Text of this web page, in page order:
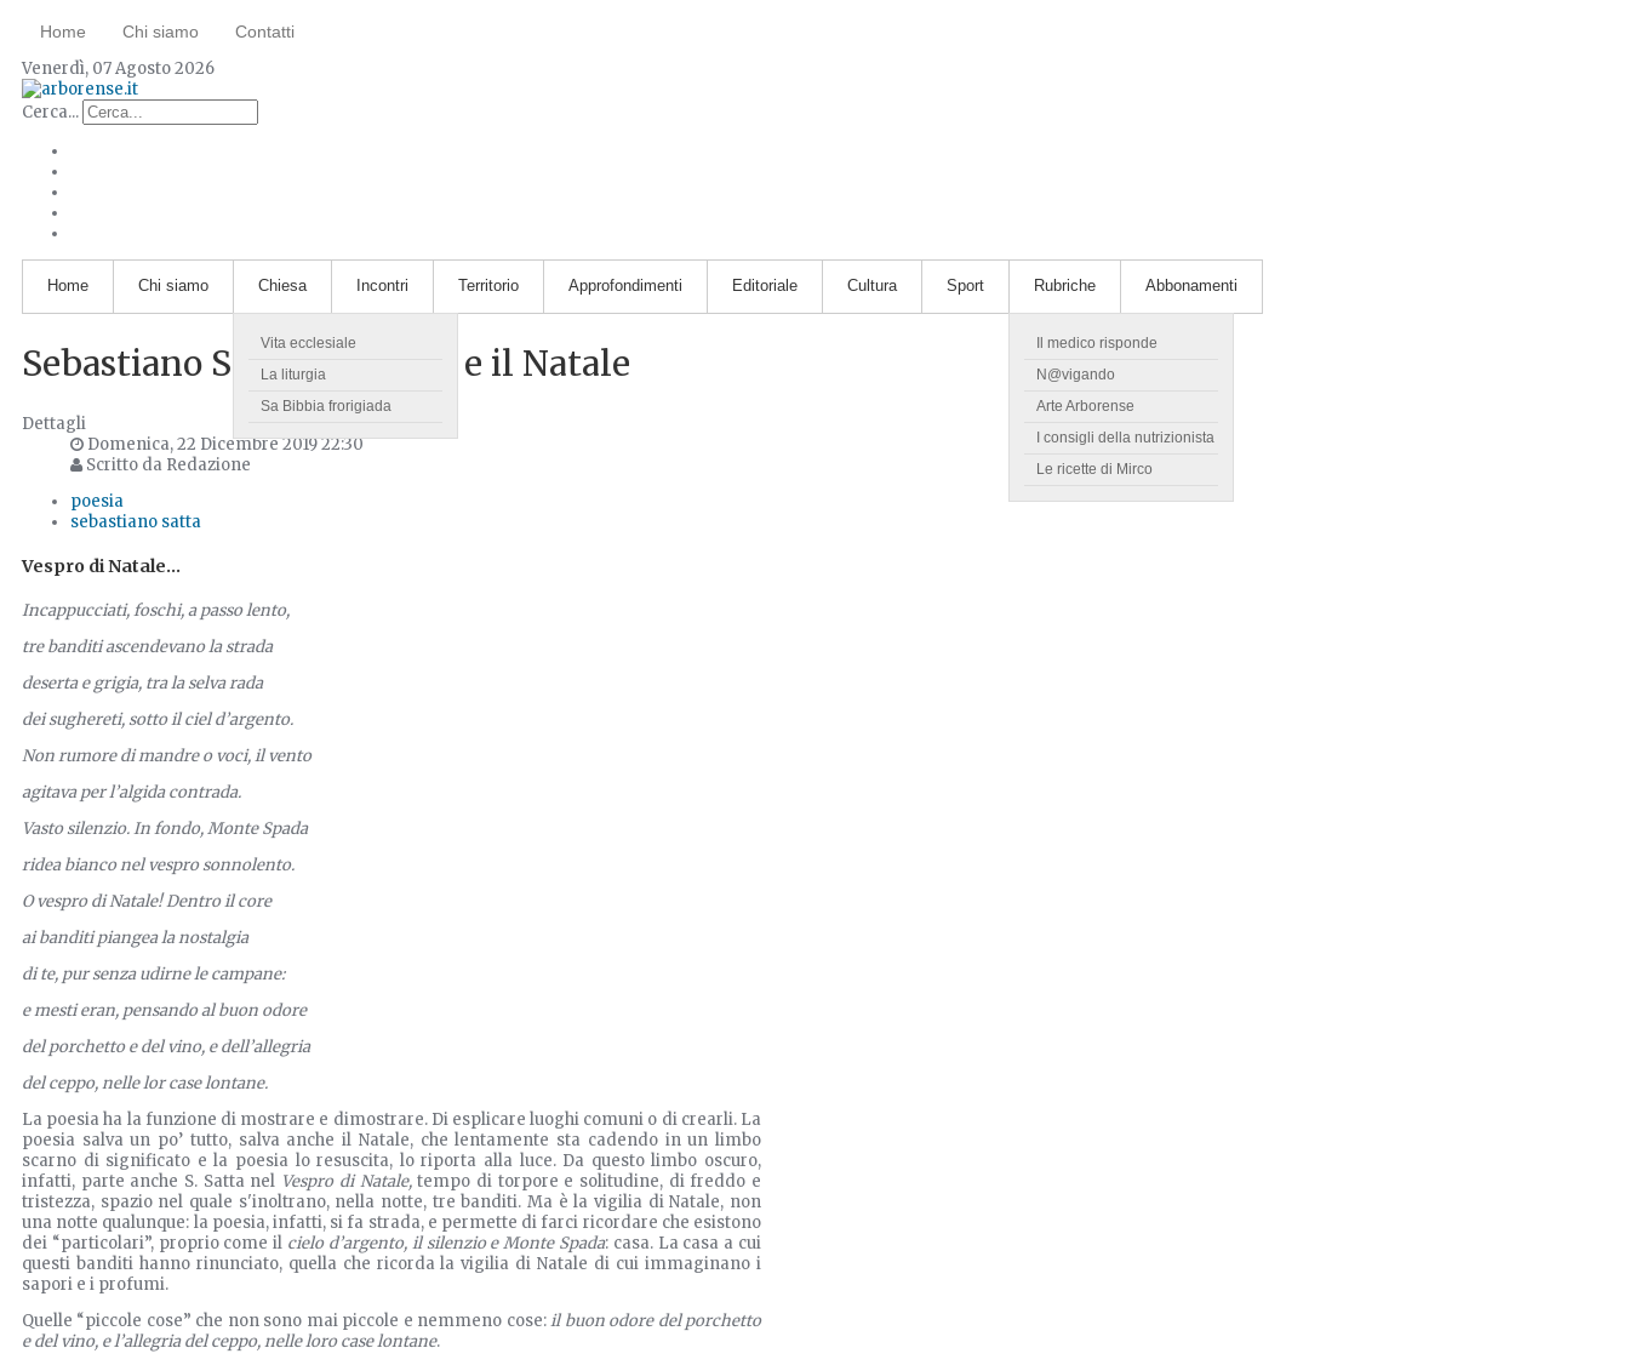
Home Chi siamo Contatti
Venerdì, 07 Agosto 2026
Cerca...
Home Chi siamo Chiesa
Vita ecclesiale
La liturgia
Sa Bibbia frorigiada
Incontri Territorio Approfondimenti Editoriale Cultura Sport Rubriche
Il medico risponde
N@vigando
Arte Arborense
I consigli della nutrizionista
Le ricette di Mirco
Abbonamenti
Sebastiano Satta: i banditi e il Natale
Dettagli
Domenica, 22 Dicembre 2019 22:30
Scritto da Redazione
poesia
sebastiano satta
Vespro di Natale...
Incappucciati, foschi, a passo lento,
tre banditi ascendevano la strada
deserta e grigia, tra la selva rada
dei sughereti, sotto il ciel d’argento.
Non rumore di mandre o voci, il vento
agitava per l’algida contrada.
Vasto silenzio. In fondo, Monte Spada
ridea bianco nel vespro sonnolento.
O vespro di Natale! Dentro il core
ai banditi piangea la nostalgia
di te, pur senza udirne le campane:
e mesti eran, pensando al buon odore
del porchetto e del vino, e dell’allegria
del ceppo, nelle lor case lontane.
La poesia ha la funzione di mostrare e dimostrare. Di esplicare luoghi comuni o di crearli. La
poesia salva un po’ tutto, salva anche il Natale, che lentamente sta cadendo in un limbo
scarno di significato e la poesia lo resuscita, lo riporta alla luce. Da questo limbo oscuro,
infatti, parte anche S. Satta nel Vespro di Natale,tempo di torpore e solitudine, di freddo e
tristezza, spazio nel quale s'inoltrano, nella notte, tre banditi. Ma è la vigilia di Natale, non
una notte qualunque: la poesia, infatti, si fa strada, e permette di farci ricordare che esistono
dei “particolari”, proprio come il cielo d’argento, il silenzio e Monte Spada: casa. La casa a cui
questi banditi hanno rinunciato, quella che ricorda la vigilia di Natale di cui immaginano i
sapori e i profumi.
Quelle “piccole cose” che non sono mai piccole e nemmeno cose:il buon odore del porchetto
e del vino, e l’allegria del ceppo, nelle loro case lontane.